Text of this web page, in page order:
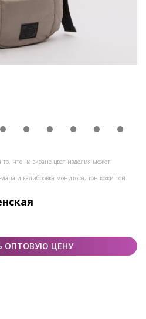
что на экране цвет изделия может
и калибровка монитора, тон кожи той
ОПТОВУЮ ЦЕНУ